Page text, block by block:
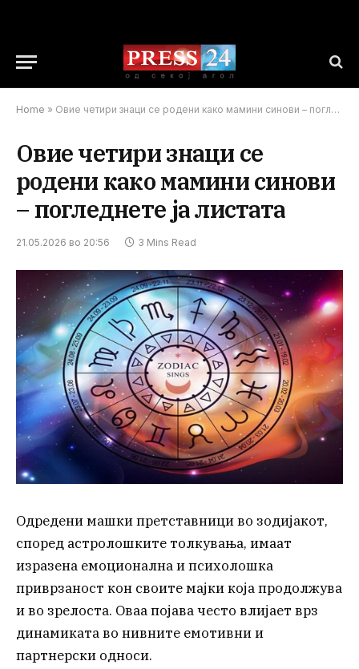
Home » Овие четири знаци се родени како мамини синови – погледнете ја листата
Овие четири знаци се
родени како мамини синови
– погледнете ја листата
21.05.2026 во 20:56 3 Mins Read
Одредени машки претставници во зодијакот,
според астролошките толкувања, имаат
изразена емоционална и психолошка
приврзаност кон своите мајки која продолжува
и во зрелоста. Оваа појава често влијает врз
динамиката во нивните емотивни и
партнерски односи.